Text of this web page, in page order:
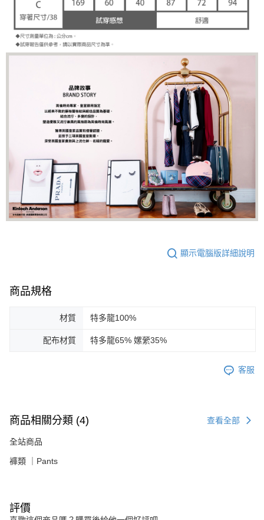
顯示電腦版詳細說明
商品規格
材質 特多龍100%
配布材質 特多龍65% 嫘縈35%
客服
商品相關分類 (4) 查看全部
全站商品
褲類 ｜Pants
評價